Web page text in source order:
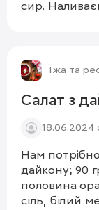
сир.
Їжа та
Салат з
18.06.2024
Нам
дайкону; 90
половина
сіль, білий мелений